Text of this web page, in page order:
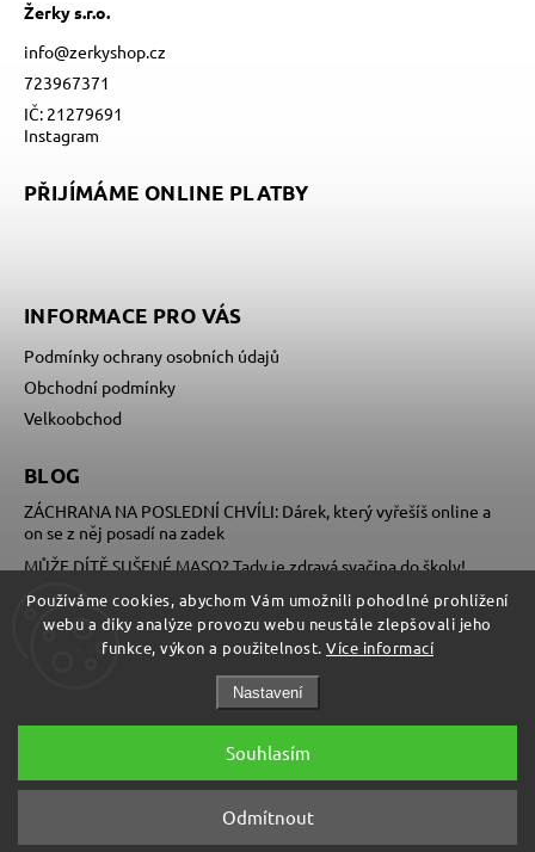
Používáme cookies, abychom Vám umožnili pohodlné prohlížení
webu a díky analýze provozu webu neustále zlepšovali jeho
funkce, výkon a použitelnost. Více informací
Nastavení
Odmítnout
Souhlasím
Žerky s.r.o.
info@zerkyshop.cz
723967371
IČ: 21279691
Instagram
PŘIJÍMÁME ONLINE PLATBY
INFORMACE PRO VÁS
Podmínky ochrany osobních údajů
Obchodní podmínky
Velkoobchod
BLOG
ZÁCHRANA NA POSLEDNÍ CHVÍLI: Dárek, který vyřešíš online a
on se z něj posadí na zadek
MŮŽE DÍTĚ SUŠENÉ MASO? Tady je zdravá svačina do školy!
DOVOLENÁ POD STANEM: Jak přežít divočinu, nenatáhnout
bačkory z hladu a vykašlat se na zapařenou paštiku
Copyright 2026Žerky s.r.o.. Všechna práva vyhrazena.
Grafický návrh vytvořil a nakódoval